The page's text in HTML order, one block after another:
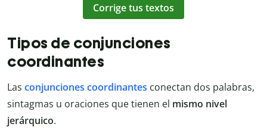
Corrige tus textos
Tipos de conjunciones
coordinantes
Las conjunciones coordinantes conectan dos palabras,
sintagmas u oraciones que tienen el mismo nivel
jerárquico.